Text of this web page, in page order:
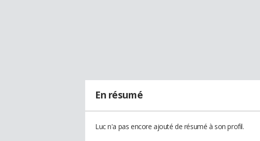
En résumé
Luc n'a pas encore ajouté de résumé à son profil.